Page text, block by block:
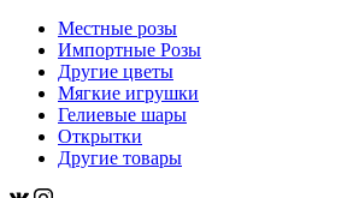
Местные розы
Импортные Розы
Другие цветы
Мягкие игрушки
Гелиевые шары
Открытки
Другие товары